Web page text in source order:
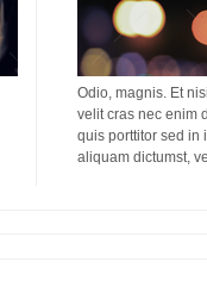
Odio, magnis. Et
velit cras nec enim
quis porttitor sed in
aliquam dictumst,